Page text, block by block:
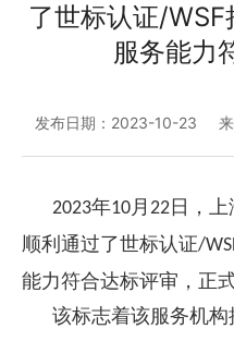
了世标认证/
服务能力
发布日期：2023-10-23
2023年10月 22 日，上
顺利通过了世标认证/
能力符合达标评审，正
该标志着该服务机